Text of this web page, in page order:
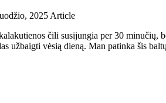
2025Article
čili susijungia per 30 minučių,
užbaigti vėsią dieną. Man patinka šis